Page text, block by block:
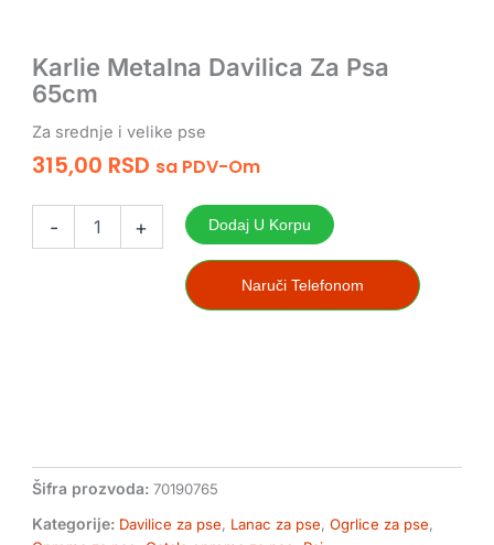
Karlie Metalna Davilica Za Psa
65cm
Za srednje i velike pse
315,00 RSD Sa PDV-Om
- + Dodaj U Korpu
Naruči Telefonom
Šifra prozvoda:70190765
Kategorije: Davilice za pse, Lanac za pse,Ogrlice za pse,